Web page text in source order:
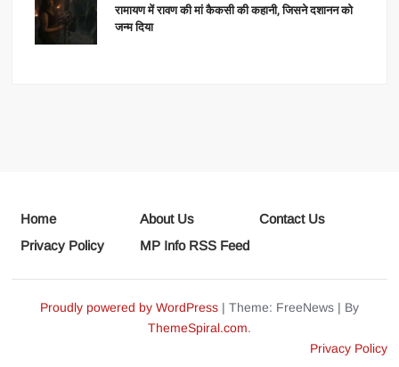
रामायण में रावण की मां कैकसी की कहानी, जिसने दशानन को
जन्म दिया
Home About Us
Contact Us
Privacy Policy
MP Info RSS Feed
Proudly powered by WordPress | Theme: FreeNews | By
ThemeSpiral.com.
Privacy Policy